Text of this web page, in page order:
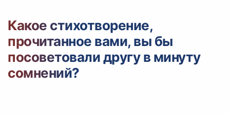
Вход с Telegram
Какое стихотворение,
прочитанное вами, вы бы
посоветовали другу в минуту
сомнений?